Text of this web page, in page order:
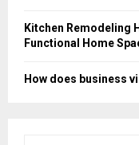
Kitchen Remodeling
Functional Home
How does business